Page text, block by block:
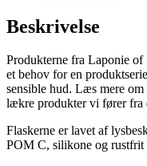
Beskrivelse
Produkterne fra Laponie of
et behov for en
sensible hud. Læs mere
lækre produkter vi fører fra
Flaskerne er lavet af
POM C, silikone og rustfrit